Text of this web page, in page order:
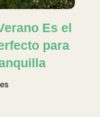
Es el
para